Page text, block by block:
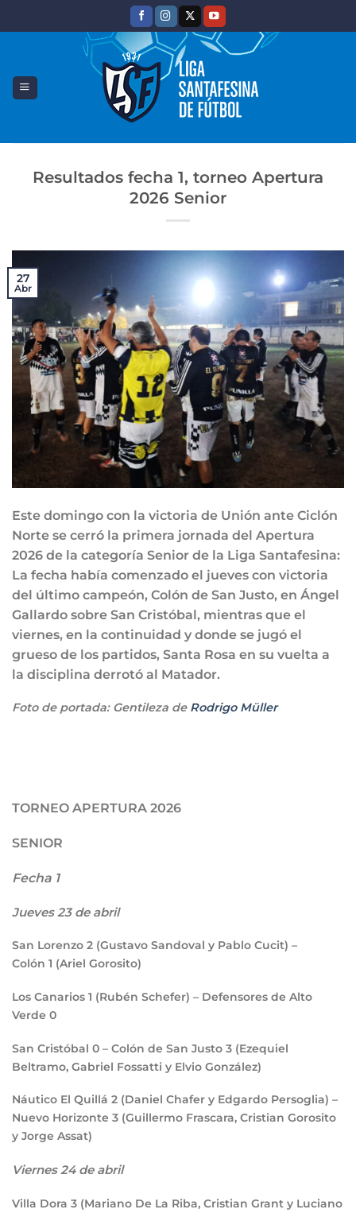
Resultados fecha 1, torneo Apertura
2026 Senior
27
Abr
Este domingo con la victoria de Unión ante Ciclón
Norte se cerró la primera jornada del Apertura
2026 de la categoría Senior de la Liga Santafesina:
La fecha había comenzado el jueves con victoria
del último campeón, Colón de San Justo, en Ángel
Gallardo sobre San Cristóbal, mientras que el
viernes, en la continuidad y donde se jugó el
grueso de los partidos, Santa Rosa en su vuelta a
la disciplina derrotó al Matador.
Foto de portada: Gentileza de Rodrigo Müller
TORNEO APERTURA 2026
SENIOR
Fecha 1
Jueves 23 de abril
San Lorenzo 2 (Gustavo Sandoval y Pablo Cucit) –
Colón 1 (Ariel Gorosito)
Los Canarios 1 (Rubén Schefer) – Defensores de Alto
Verde 0
San Cristóbal 0 – Colón de San Justo 3 (Ezequiel
Beltramo, Gabriel Fossatti y Elvio González)
Náutico El Quillá 2 (Daniel Chafer y Edgardo Persoglia) –
Nuevo Horizonte 3 (Guillermo Frascara, Cristian Gorosito
y Jorge Assat)
Viernes 24 de abril
Villa Dora 3 (Mariano De La Riba, Cristian Grant y Luciano